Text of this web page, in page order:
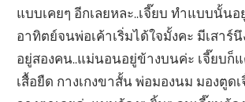
แบบเคยๆ อีกเลยหละ..เจี๊ยบ ทำแบบนั้นอ
อาทิตย์จนพ่อเค้าเริ่มได้ใจมั้งคะ มีเสาร์
อยู่สองคน..แม่นอนอยู่ข้างบนค่ะ เจี๊ยบก็
เสื้อยืด กางเกงขาสั้น พ่อมองนม มองตูด